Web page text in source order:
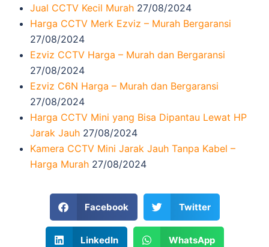
Jual CCTV Kecil Murah 27/08/2024
Harga CCTV Merk Ezviz – Murah Bergaransi
27/08/2024
Ezviz CCTV Harga – Murah dan Bergaransi
27/08/2024
Ezviz C6N Harga – Murah dan Bergaransi
27/08/2024
Harga CCTV Mini yang Bisa Dipantau Lewat HP
Jarak Jauh 27/08/2024
Kamera CCTV Mini Jarak Jauh Tanpa Kabel –
Harga Murah 27/08/2024
Facebook Twitter
LinkedIn WhatsApp